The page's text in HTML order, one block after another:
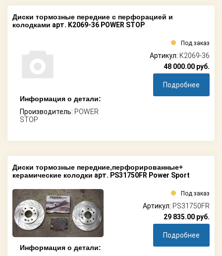
Диски тормозные передние с перфорацией и
колодками арт. K2069-36 POWER STOP
Информация о детали:
Производитель: POWER
STOP
Под заказ
Артикул: K2069-36
48 000.00 руб.
Подробнее
Диски тормозные передние,перфорированные+
керамические колодки арт. PS31750FR Power Sport
Информация о детали:
Под заказ
Артикул: PS31750FR
29 835.00 руб.
Подробнее